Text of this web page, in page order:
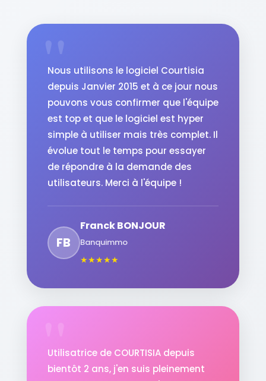
Nous utilisons le logiciel Courtisia
depuis Janvier 2015 et à ce jour nous
pouvons vous confirmer que l'équipe
est top et que le logiciel est hyper
simple à utiliser mais très complet. Il
évolue tout le temps pour essayer
de répondre à la demande des
utilisateurs. Merci à l'équipe !
FB
Franck BONJOUR
Banquimmo
★★★★★
Utilisatrice de COURTISIA depuis
bientôt 2 ans, j'en suis pleinement